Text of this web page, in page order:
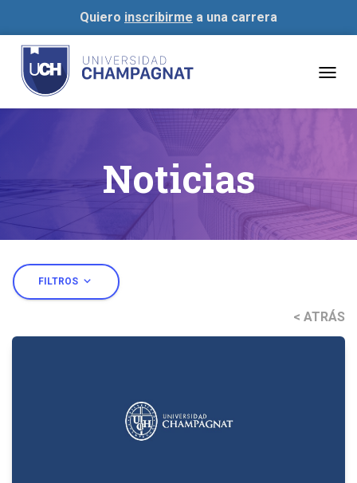
Quiero inscribirme a una carrera
Noticias
FILTROS expand_more
< ATRÁS